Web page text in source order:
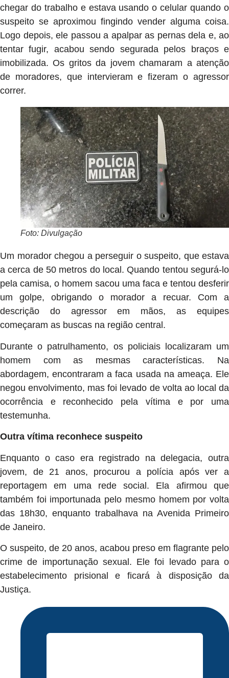
chegar do trabalho e estava usando o celular quando o
suspeito se aproximou fingindo vender alguma coisa.
Logo depois, ele passou a apalpar as pernas dela e, ao
tentar fugir, acabou sendo segurada pelos braços e
imobilizada. Os gritos da jovem chamaram a atenção
de moradores, que intervieram e fizeram o agressor
correr.
Foto: Divulgação
Um morador chegou a perseguir o suspeito, que estava
a cerca de 50 metros do local. Quando tentou segurá-lo
pela camisa, o homem sacou uma faca e tentou desferir
um golpe, obrigando o morador a recuar. Com a
descrição do agressor em mãos, as equipes
começaram as buscas na região central.
Durante o patrulhamento, os policiais localizaram um
homem com as mesmas características. Na
abordagem, encontraram a faca usada na ameaça. Ele
negou envolvimento, mas foi levado de volta ao local da
ocorrência e reconhecido pela vítima e por uma
testemunha.
Outra vítima reconhece suspeito
Enquanto o caso era registrado na delegacia, outra
jovem, de 21 anos, procurou a polícia após ver a
reportagem em uma rede social. Ela afirmou que
também foi importunada pelo mesmo homem por volta
das 18h30, enquanto trabalhava na Avenida Primeiro
de Janeiro.
O suspeito, de 20 anos, acabou preso em flagrante pelo
crime de importunação sexual. Ele foi levado para o
estabelecimento prisional e ficará à disposição da
Justiça.